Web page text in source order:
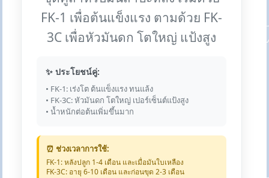
FK-1 เพื่อต้นแข็งแรง ตามด้วย FK-
3C เพื่อหัวมันดก โตใหญ่ แป้งสูง
✨ ประโยชน์คู่:
• FK-1: เร่งโต ต้นแข็งแรง ทนแล้ง
• FK-3C: หัวมันดก โตใหญ่ เปอร์เซ็นต์แป้งสูง
• น้ำหนักต่อต้นเพิ่มขึ้นมาก
⏰ ช่วงเวลาการใช้:
FK-1: หลังปลูก 1-4 เดือน และเมื่อมันใบเหลือง
FK-3C: อายุ 6-10 เดือน และก่อนขุด 2-3 เดือน